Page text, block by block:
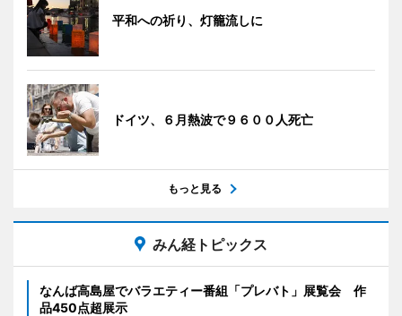
平和への祈り、灯籠流しに
ドイツ、６月熱波で９６００人死亡
もっと見る
みん経トピックス
なんば高島屋でバラエティー番組「プレバト」展覧会 作
品450点超展示